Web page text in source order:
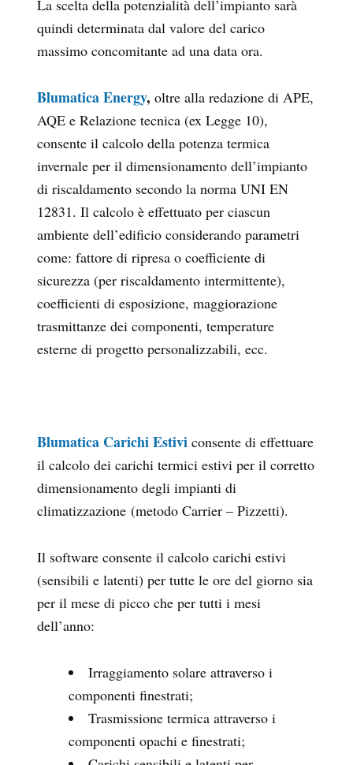
La scelta della potenzialità dell’impianto sarà
quindi determinata dal valore del carico
massimo concomitante ad una data ora.
Blumatica Energy, oltre alla redazione di APE,
AQE e Relazione tecnica (ex Legge 10),
consente il calcolo della potenza termica
invernale per il dimensionamento dell’impianto
di riscaldamento secondo la norma UNI EN
12831. Il calcolo è effettuato per ciascun
ambiente dell’edificio considerando parametri
come: fattore di ripresa o coefficiente di
sicurezza (per riscaldamento intermittente),
coefficienti di esposizione, maggiorazione
trasmittanze dei componenti, temperature
esterne di progetto personalizzabili, ecc.
Blumatica Carichi Estivi consente di effettuare
il calcolo dei carichi termici estivi per il corretto
dimensionamento degli impianti di
climatizzazione (metodo Carrier – Pizzetti).
Il software consente il calcolo carichi estivi
(sensibili e latenti) per tutte le ore del giorno sia
per il mese di picco che per tutti i mesi
dell’anno:
Irraggiamento solare attraverso i
componenti finestrati;
Trasmissione termica attraverso i
componenti opachi e finestrati;